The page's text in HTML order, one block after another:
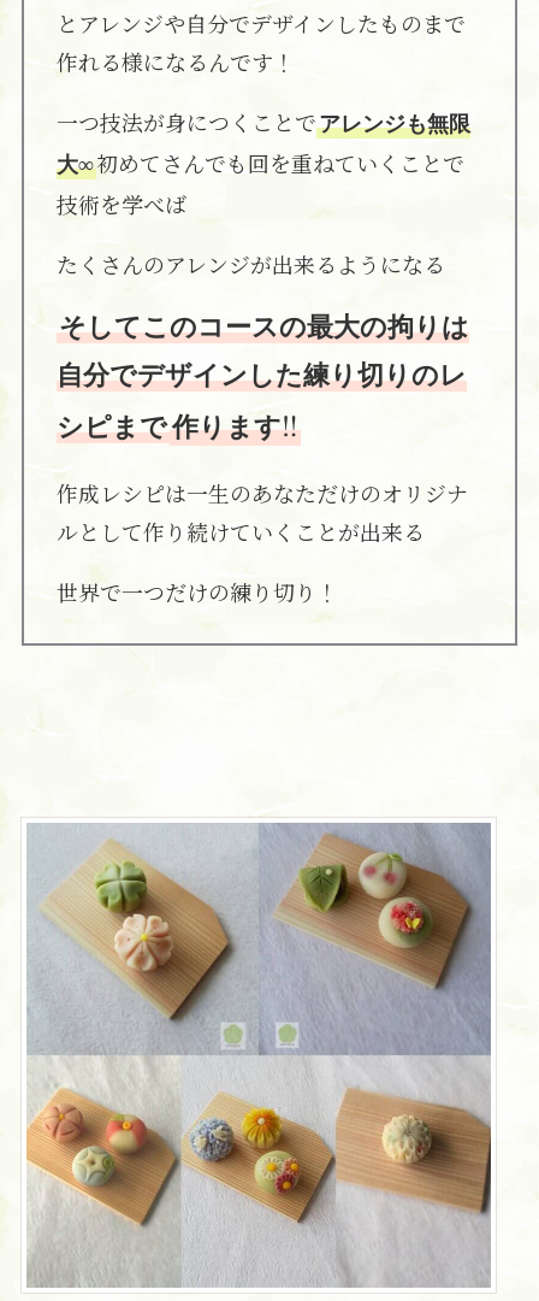
とアレンジや自分でデザインしたものまで
作れる様になるんです！
一つ技法が身につくことでアレンジも無限
大∞初めてさんでも回を重ねていくことで
技術を学べば
たくさんのアレンジが出来るようになる
そしてこのコースの最大の拘りは
自分でデザインした練り切りのレ
シピまで作ります‼
作成レシピは一生のあなただけのオリジナ
ルとして作り続けていくことが出来る
世界で一つだけの練り切り！